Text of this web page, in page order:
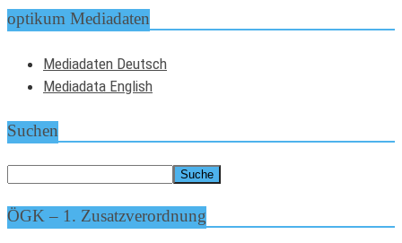
optikum Mediadaten
Mediadaten Deutsch
Mediadata English
Suchen
ÖGK – 1. Zusatzverordnung